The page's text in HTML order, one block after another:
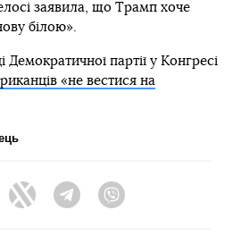
заявила, що Трамп хоче
білою».
партії у Конгресі
«не вестися на
Twitter TelegramViber